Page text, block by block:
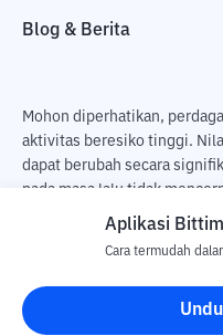
Blog & Berita
Mohon diperhatikan,
aktivitas beresiko tinggi.
dapat berubah secara
pada masa lalu tidak
Terdapat risiko kehilangan
pengguna. PT Utama Aset
bertanggung jawab atas
Kripto.
Aplikasi
Cara termudah